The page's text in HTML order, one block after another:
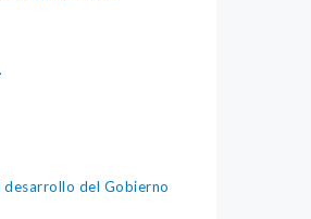
desarrollo del Gobierno